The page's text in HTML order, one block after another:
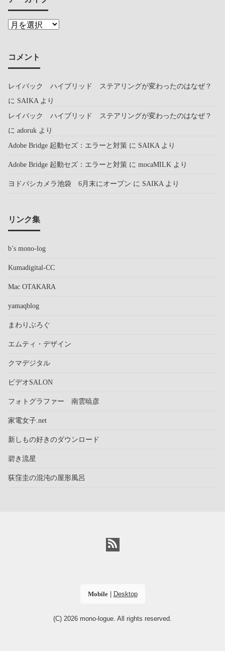
コメント
レイバック ハイブリッド ステアリングが変わったのはなぜ？
に SAIKAより
レイバック ハイブリッド ステアリングが変わったのはなぜ？
に adoruk より
Adobe Bridge 起動セズ：エラーと対策 に SAIKAより
Adobe Bridge 起動セズ：エラーと対策 に mocaMILK より
ヨドバシカメラ池袋 6月末にオープン に SAIKAより
リンク集
b’s mono-log
Kumadigital-CC
Mac OTAKARA
yamaqblog
まわりぶろぐ
エムティ・デザイン
クマデジタル
ビデオSALON
フォトグラファー 南雲暁彦
家電女子.net
新しもの好きのダウンロード
碧き流星
荻窪圭の混沌の屋形風呂
Mobile| Desktop
(C) 2026 mono-logue . All rights reserved.